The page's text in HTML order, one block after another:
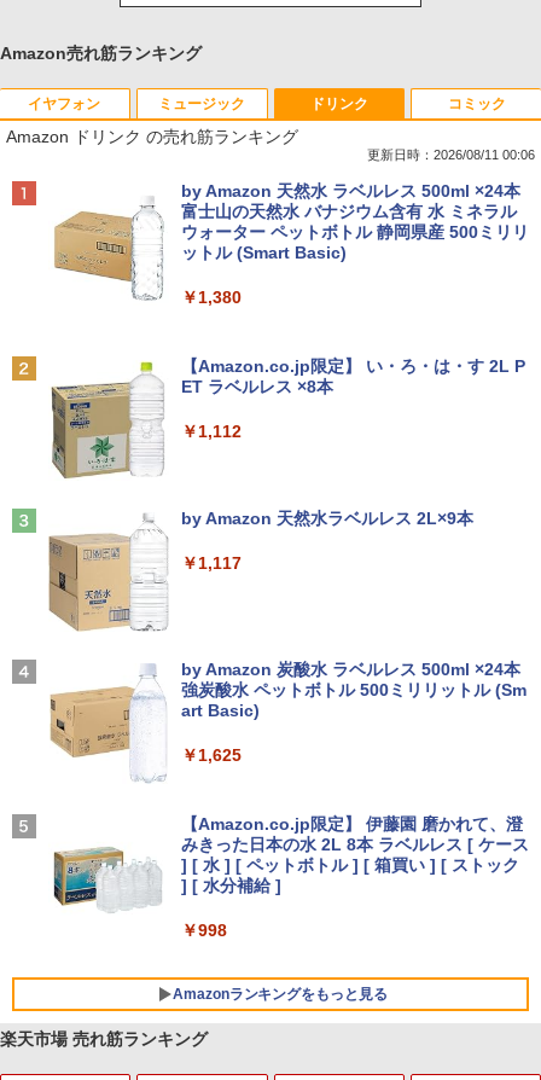
Amazon売れ筋ランキング
イヤフォン
Anker Soundcore P40i オフホワイト
￥7,990
￥5,990
ラック
￥-
レスイヤホン bluetooth イヤホン V12 小型
軽量 ブルートゥースHi-Fi 最大36時間再生 ぶ
るーとゅーす コードレス ENCノイズキャン
付き 防水 タッチ式音量調整 スポーツ/通勤/通
￥1,964
Xiaomi シャオミ REDMI Buds 8 Lite ワイヤ
リング ANC 36時間再生
ミュージック
BRUCE WAYNE feat. Flo Milli, ATL Jacob
[Explicit]
￥250
[Explicit]
￥250
￥250
ドリンク
Amazon ドリンク の売れ筋ランキング
更新日時：2026/08/11 00:06
by Amazon 天然水 ラベルレス 500ml ×24本
富士山の天然水 バナジウム含有 水 ミネラル
ウォーター ペットボトル 静岡県産 500ミリリ
ットル (Smart Basic)
￥1,380
【Amazon.co.jp限定】 い・ろ・は・す 2L P
ET ラベルレス ×8本
￥1,112
by Amazon 天然水ラベルレス 2L×9本
￥1,117
by Amazon 炭酸水 ラベルレス 500ml ×24本
強炭酸水 ペットボトル 500ミリリットル (Sm
art Basic)
￥1,625
【Amazon.co.jp限定】 伊藤園 磨かれて、澄
みきった日本の水 2L 8本 ラベルレス [ ケース
] [ 水 ] [ ペットボトル ] [ 箱買い ] [ ストック
] [ 水分補給 ]
￥998
Amazonランキングをもっと見る
コミック
楽天市場 売れ筋ランキング